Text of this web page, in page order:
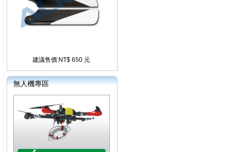
建議售價:NT$ 650 元
無人機專區